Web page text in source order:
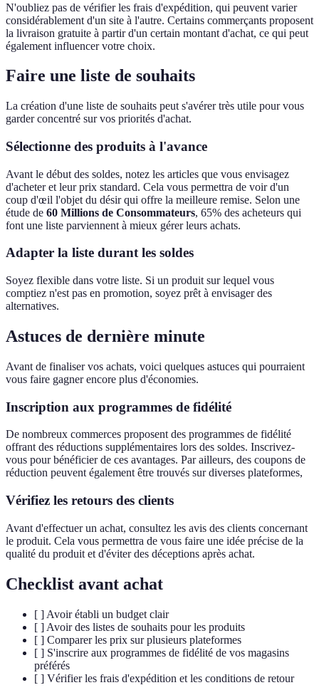
N'oubliez pas de vérifier les frais d'expédition, qui peuvent varier
considérablement d'un site à l'autre. Certains commerçants proposent
la livraison gratuite à partir d'un certain montant d'achat, ce qui peut
également influencer votre choix.
Faire une liste de souhaits
La création d'une liste de souhaits peut s'avérer très utile pour vous
garder concentré sur vos priorités d'achat.
Sélectionne des produits à l'avance
Avant le début des soldes, notez les articles que vous envisagez
d'acheter et leur prix standard. Cela vous permettra de voir d'un
coup d'œil l'objet du désir qui offre la meilleure remise. Selon une
étude de 60 Millions de Consommateurs, 65% des acheteurs qui
font une liste parviennent à mieux gérer leurs achats.
Adapter la liste durant les soldes
Soyez flexible dans votre liste. Si un produit sur lequel vous
comptiez n'est pas en promotion, soyez prêt à envisager des
alternatives.
Astuces de dernière minute
Avant de finaliser vos achats, voici quelques astuces qui pourraient
vous faire gagner encore plus d'économies.
Inscription aux programmes de fidélité
De nombreux commerces proposent des programmes de fidélité
offrant des réductions supplémentaires lors des soldes. Inscrivez-
vous pour bénéficier de ces avantages. Par ailleurs, des coupons de
réduction peuvent également être trouvés sur diverses plateformes,
Vérifiez les retours des clients
Avant d'effectuer un achat, consultez les avis des clients concernant
le produit. Cela vous permettra de vous faire une idée précise de la
qualité du produit et d'éviter des déceptions après achat.
Checklist avant achat
[ ] Avoir établi un budget clair
[ ] Avoir des listes de souhaits pour les produits
[ ] Comparer les prix sur plusieurs plateformes
[ ] S'inscrire aux programmes de fidélité de vos magasins
préférés
[ ] Vérifier les frais d'expédition et les conditions de retour